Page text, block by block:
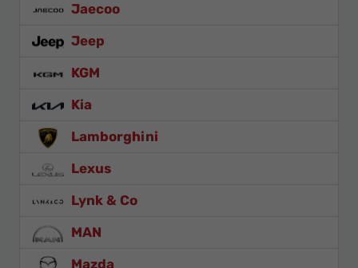
Jaecoo
Jeep
KGM
Kia
Lamborghini
Lexus
Lynk & Co
MAN
Mazda